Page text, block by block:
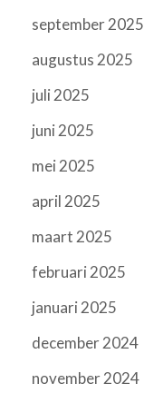
september 2025
augustus 2025
juli 2025
juni 2025
mei 2025
april 2025
maart 2025
februari 2025
januari 2025
december 2024
november 2024